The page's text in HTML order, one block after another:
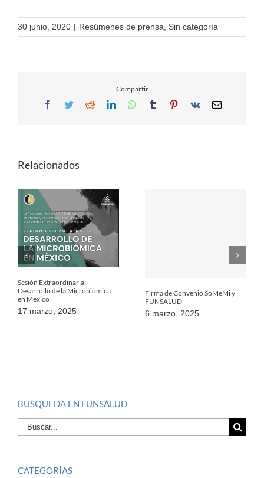
30 junio, 2020 | Resúmenes de prensa, Sin categoría
Compartir
Facebook
TwitterRedditLinkedInWhatsApp
TumblrPinterest
Vk Email
Relacionados
Sesión Extraordinaria:
Desarrollo de la Microbiómica
en México
17 marzo, 2025
Firma de Convenio SoMeMi y
FUNSALUD
6 marzo, 2025
BUSQUEDA EN FUNSALUD
Buscar
por:
CATEGORÍAS